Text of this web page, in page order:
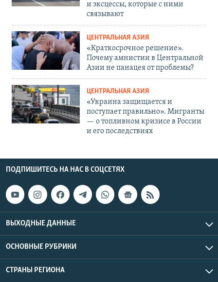
и эксцессы, которые с ними
связывают
ЦЕНТРАЛЬНАЯ АЗИЯ
«Краткосрочное решение».
Почему амнистии в Центральной
Азии не панацея от проблемы?
ЦЕНТРАЛЬНАЯ АЗИЯ
«Украина защищается и
поступает правильно». Мигранты
— о топливном кризисе в России
и его последствиях
ПОДПИШИТЕСЬ НА НАС В СОЦСЕТЯХ
ВЫХОДНЫЕ ДАННЫЕ
ОСНОВНЫЕ РУБРИКИ
СТРАНЫ РЕГИОНА